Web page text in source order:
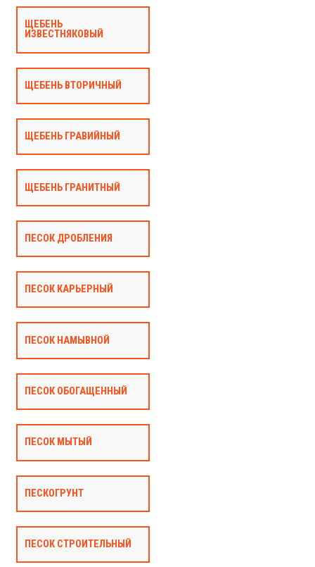
ЩЕБЕНЬ
ИЗВЕСТНЯКОВЫЙ
ЩЕБЕНЬ ВТОРИЧНЫЙ
ЩЕБЕНЬ ГРАВИЙНЫЙ
ЩЕБЕНЬ ГРАНИТНЫЙ
ПЕСОК ДРОБЛЕНИЯ
ПЕСОК КАРЬЕРНЫЙ
ПЕСОК НАМЫВНОЙ
ПЕСОК ОБОГАЩЕННЫЙ
ПЕСОК МЫТЫЙ
ПЕСКОГРУНТ
ПЕСОК СТРОИТЕЛЬНЫЙ